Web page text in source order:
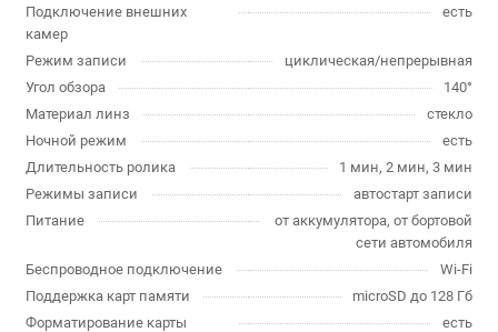
Подключение внешних
камер
есть
Режим записи
циклическая/непрерывная
Угол обзора
140°
Материал линз
стекло
Ночной режим
есть
Длительность ролика
1 мин, 2 мин, 3 мин
Режимы записи
автостарт записи
Питание
от аккумулятора, от бортовой
сети автомобиля
Беспроводное подключение
Wi-Fi
Поддержка карт памяти
microSD до 128 Гб
Форматирование карты
есть